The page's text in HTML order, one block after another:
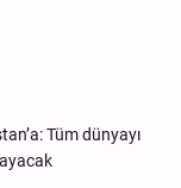
Tüm dünyayı